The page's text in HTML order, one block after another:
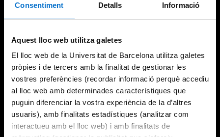
Consentiment Detalls Informació
Aquest lloc web utilitza galetes
El lloc web de la Universitat de Barcelona utilitza galetes
pròpies i de tercers amb la finalitat de gestionar les
vostres preferències (recordar informació perquè accediu
al lloc web amb determinades característiques que
puguin diferenciar la vostra experiència de la d’altres
usuaris), amb finalitats estadístiques (analitzar com
interactueu amb el lloc web) i amb finalitats de